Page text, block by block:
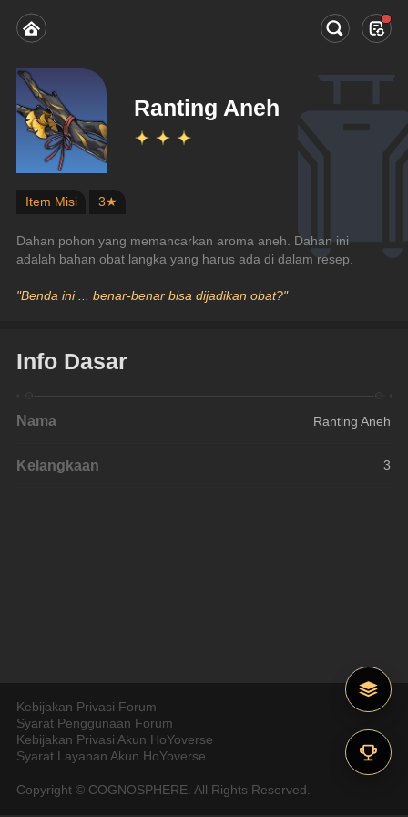
Ranting Aneh
Item Misi 3★
Dahan pohon yang memancarkan aroma aneh. Dahan ini
adalah bahan obat langka yang harus ada di dalam resep.
"Benda ini ... benar-benar bisa dijadikan obat?"
Info Dasar
Nama Ranting Aneh
Kelangkaan 3
Kebijakan Privasi Forum
Syarat Penggunaan Forum
Kebijakan Privasi Akun HoYoverse
Syarat Layanan Akun HoYoverse
Copyright © COGNOSPHERE. All Rights Reserved.